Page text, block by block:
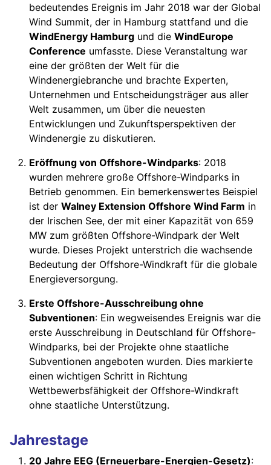
bedeutendes Ereignis im Jahr 2018 war der Global
Wind Summit, der in Hamburg stattfand und die
WindEnergy Hamburg und die WindEurope
Conference umfasste. Diese Veranstaltung war
eine der größten der Welt für die
Windenergiebranche und brachte Experten,
Unternehmen und Entscheidungsträger aus aller
Welt zusammen, um über die neuesten
Entwicklungen und Zukunftsperspektiven der
Windenergie zu diskutieren.
Eröffnung von Offshore-Windparks: 2018
wurden mehrere große Offshore-Windparks in
Betrieb genommen. Ein bemerkenswertes Beispiel
ist der Walney Extension Offshore Wind Farm in
der Irischen See, der mit einer Kapazität von 659
MW zum größten Offshore-Windpark der Welt
wurde. Dieses Projekt unterstrich die wachsende
Bedeutung der Offshore-Windkraft für die globale
Energieversorgung.
Erste Offshore-Ausschreibung ohne
Subventionen: Ein wegweisendes Ereignis war die
erste Ausschreibung in Deutschland für Offshore-
Windparks, bei der Projekte ohne staatliche
Subventionen angeboten wurden. Dies markierte
einen wichtigen Schritt in Richtung
Wettbewerbsfähigkeit der Offshore-Windkraft
ohne staatliche Unterstützung.
Jahrestage
20 Jahre EEG (Erneuerbare-Energien-Gesetz):